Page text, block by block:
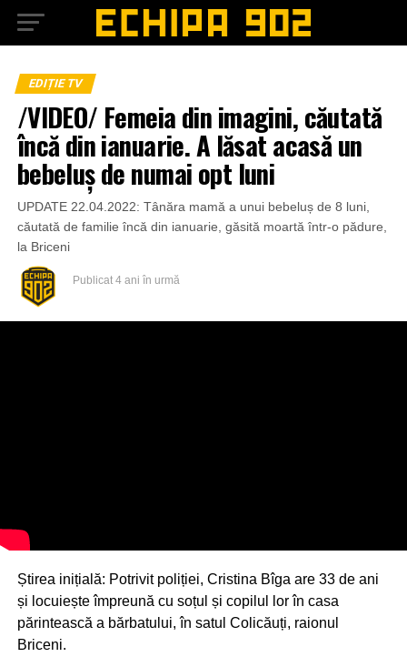
EDIȚIE TV
/VIDEO/ Femeia din imagini, căutată
încă din ianuarie. A lăsat acasă un
bebeluș de numai opt luni
UPDATE 22.04.2022: Tânăra mamă a unui bebeluș de 8 luni,
căutată de familie încă din ianuarie, găsită moartă într-o pădure,
la Briceni
Publicat 4 ani în urmă
Știrea inițială: Potrivit poliției, Cristina Bîga are 33 de ani
și locuiește împreună cu soțul și copilul lor în casa
părintească a bărbatului, în satul Colicăuți, raionul
Briceni.